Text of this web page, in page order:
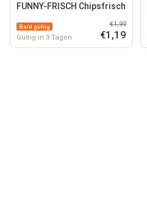
FUNNY-FRISCH Chipsfrisch
Bald gültig
Gültig in 3 Tagen
€1,99
€1,19